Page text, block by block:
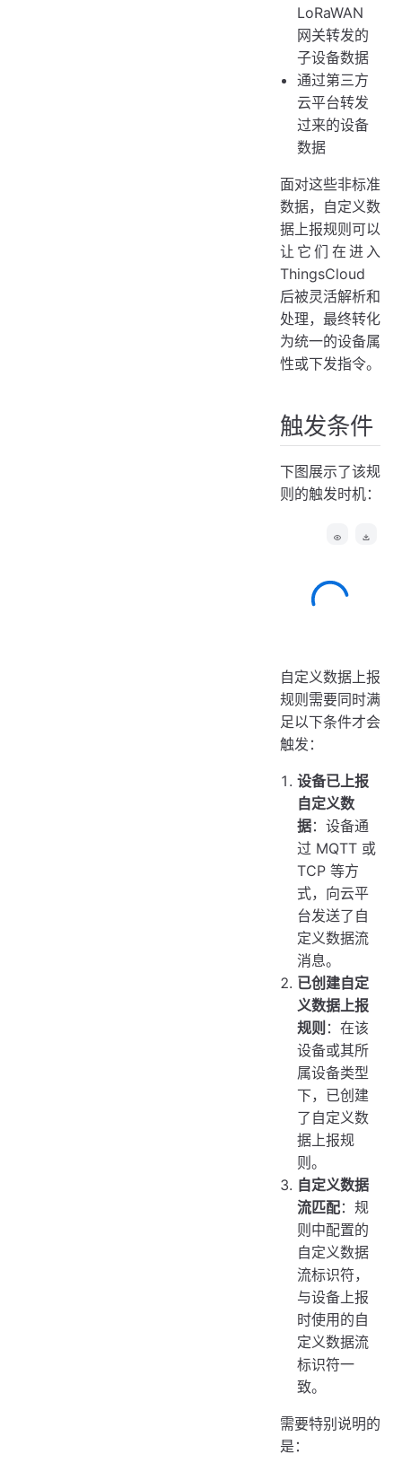
LoRaWAN
网关转发的
子设备数据
通过第三方
云平台转发
过来的设备
数据
面对这些非标准
数据，自定义数
据上报规则可以
让它们在进入
ThingsCloud
后被灵活解析和
处理，最终转化
为统一的设备属
性或下发指令。
触发条件
下图展示了该规
则的触发时机：
自定义数据上报
规则需要同时满
足以下条件才会
触发：
设备已上报
自定义数
据：设备通
过 MQTT 或
TCP 等方
式，向云平
台发送了自
定义数据流
消息。
已创建自定
义数据上报
规则 ：在该
设备或其所
属设备类型
下，已创建
了自定义数
据上报规
则。
自定义数据
流匹配：规
则中配置的
自定义数据
流标识符，
与设备上报
时使用的自
定义数据流
标识符一
致。
需要特别说明的
是：